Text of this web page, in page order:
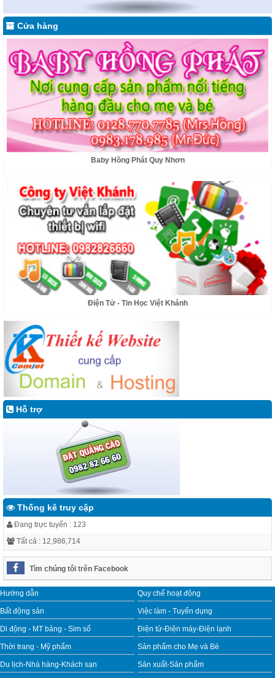
Cửa hàng
hàng đầu cho mẹ và bé
Baby Hồng Phát Quy Nhơn
Chúng tôi chuyên cung cấp thiết bị lắp đặt internet và modem wifi, tư vấn lắp
Điện Tử - Tin Học Việt Khánh
Hỗ trợ
Thống kê truy cập
Đang trực tuyến : 123
Tất cả : 12,986,714
Tìm chúng tôi trên Facebook
Hướng dẫn Quy chế hoạt động
Bất động sản Việc làm - Tuyển dụng
Di động - MT bảng - Sim số Điện tử-Điện máy-Điện lạnh
Thời trang - Mỹ phẩm Sản phẩm cho Mẹ và Bé
Du lịch-Nhà hàng-Khách sạn Sản xuất-Sản phẩm